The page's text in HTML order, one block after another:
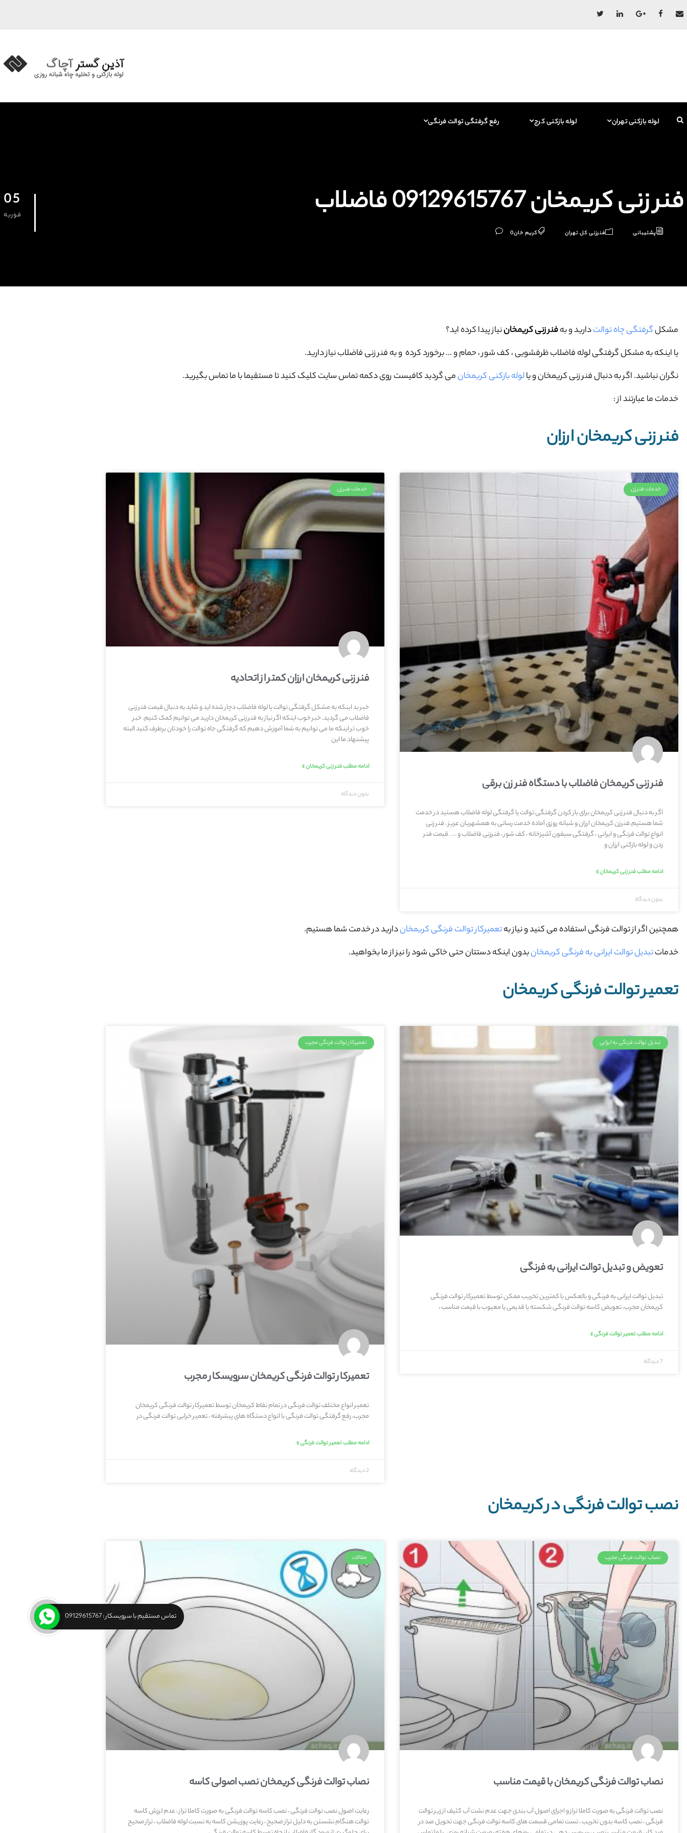
رفع گرفتگی توالت فرنگی لوله بازکنی کرج لوله بازکنی تهران
05
فوریه فنر زنی کریمخان 09129615767 فاضلاب
پشتیبانی فنرزنی کل تهران کریم خان0
مشکلگرفتگی چاه توالتدارید و بهفنر زنی کریمخاننیاز پیدا کرده اید؟
یا اینکه به مشکل گرفتگی لوله فاضلاب ظرفشویی ، کف شور ، حمام و … برخورد کرده و به فنر زنی فاضلاب نیاز دارید.
نگران نباشید. اگر به دنبال فنر زنی کریمخان و یالوله بازکنی کریمخانمی گردید کافیست روی دکمه تماس سایت کلیک کنید تا مستقیما با ما تماس بگیرید.
خدمات ما عبارتند از :
فنر زنی کریمخان ارزان
خدمات فنرزن
فنر زنی کریمخان فاضلاب با دستگاه فنر زن برقی
اگر به دنبال فنر زنی کریمخان برای باز کردن گرفتگی توالت یا گرفتگی لوله فاضلاب هستید در خدمت
شما هستیم.فنرزن کریمخان ارزان و شبانه روزی آماده خدمت رسانی به همشهریان عزیز . فنر زنی
انواع توالت فرنگی و ایرانی ، گرفتگی سیفون آشپزخانه ، کف شور ، فنرزنی فاضلاب و … . قیمت فنر
زدن و لوله بازکنی ارزان و
ادامه مطلب فنر زنی کریمخان »
بدون دیدگاه
خدمات فنرزن
فنر زنی کریمخان ارزان کمتر از اتحادیه
خبر بد اینکه به مشکل گرفتگی توالت یا لوله فاضلاب دچار شده اید و شاید به دنبال قیمت فنر زنی
فاضلاب می گردید. خبر خوب اینکه اگر نیاز به فنر زنی کریمخان دارید می توانیم کمک کنیم. خبر
خوب تر اینکه ما می توانیم به شما آموزش دهیم که گرفتگی جاه توالت را خودتان برطرف کنید البته
پیشنهاد ما این
ادامه مطلب فنر زنی کریمخان »
بدون دیدگاه
همچنین اگر از توالت فرنگی استفاده می کنید و نیاز بهتعمیرکار توالت فرنگی کریمخاندارید در خدمت شما هستیم.
خدماتتبدیل توالت ایرانی به فرنگی کریمخانبدون اینکه دستتان حتی خاکی شود را نیز از ما بخواهید.
تعمیر توالت فرنگی کریمخان
تبدیل توالت فرنگی به ایرانی
تعویض و تبدیل توالت ایرانی به فرنگی
تبدیل توالت ایرانی به فرنگی و بالعکس با کمترین تخریب ممکن توسط تعمیرکار توالت فرنگی
کریمخان مجرب، تعویض کاسه توالت فرنگی شکسته یا قدیمی یا معیوب با قیمت مناسب ،
ادامه مطلب تعمیر توالت فرنگی »
7 دیدگاه
تعمیرکار توالت فرنگی مجرب
تعمیرکار توالت فرنگی کریمخان سرویسکار مجرب
تعمیر انواع مختلف توالت فرنگی در تمام نقاط کریمخان توسط تعمیرکار توالت فرنگی کریمخان
مجرب، رفع گرفتگی توالت فرنگی با انواع دستگاه های پیشرفته ، تعمیر خرابی توالت فرنگی در
ادامه مطلب تعمیر توالت فرنگی »
2 دیدگاه
نصب توالت فرنگی در کریمخان
نصاب توالت فرنگی مجرب
نصاب توالت فرنگی کریمخان با قیمت مناسب
نصب توالت فرنگی به صورت کاملا تراز و اجرای اصول آب بندی جهت عدم نشت آب کثیف از زیر توالت
فرنگی ، نصب کاسه بدون تخریب ، تست تمامی قسمت های کاسه توالت فرنگی جهت تحویل صد در
مقالات
نصاب توالت فرنگی کریمخان نصب اصولی کاسه
رعایت اصول نصب توالت فرنگی ، نصب کاسه توالت فرنگی به صورت کاملا تراز ، عدم لرزش کاسه
توالت هنگام نشستن به دلیل تراز صحیح ، رعایت پوزیشن کاسه به نسبت لوله فاضلاب ، تراز صحیح
تماس مستقیم با سرویسکار : 09129615767